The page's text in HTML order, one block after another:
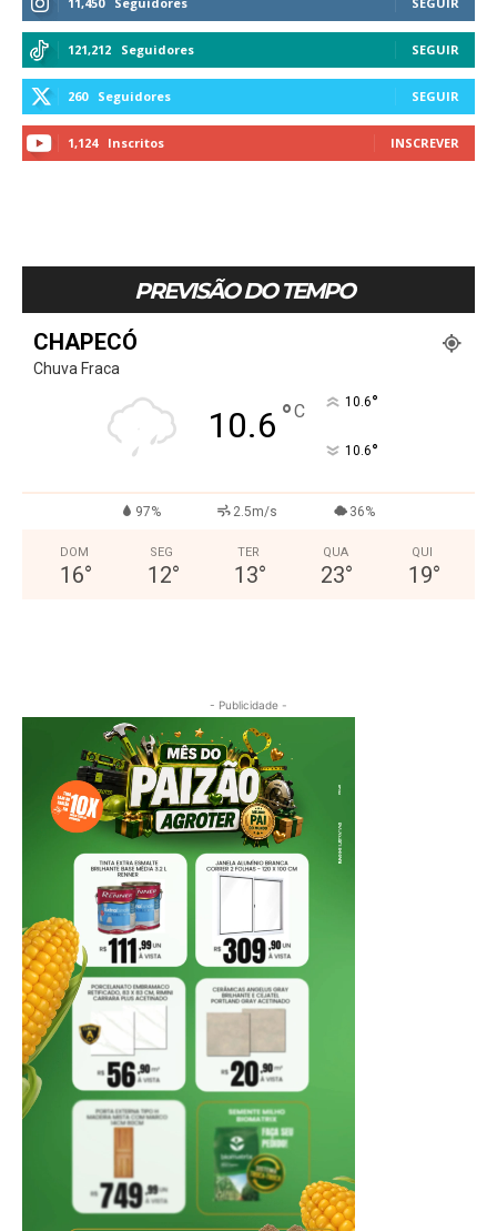
121,212 Seguidores SEGUIR
260 Seguidores SEGUIR
1,124 Inscritos INSCREVER
PREVISÃO DO TEMPO
CHAPECÓ
Chuva Fraca
10.6 °C 10.6°
10.6°
97% 2.5m/s 36%
DOM
16°
SEG
12°
TER
13°
QUA
23°
QUI
19°
- Publicidade -